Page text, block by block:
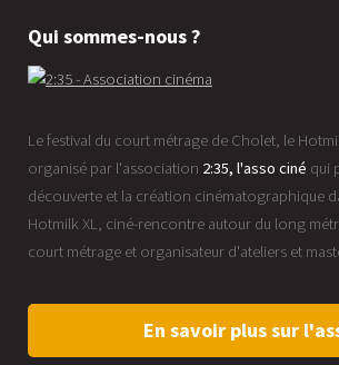
Qui sommes-nous ?
Le festival du court métrage de Cholet, le
organisé par l'association 2:35, l'asso ciné qui
découverte et la création cinématographique
Hotmilk XL, ciné-rencontre autour du long
court métrage et organisateur d'ateliers et
En savoir plus sur